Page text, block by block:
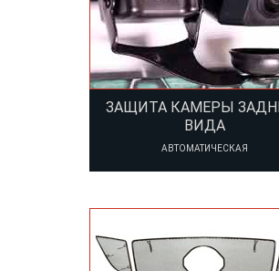
ЗАЩИТА КАМЕРЫ
ВИДА
АВТОМАТИЧЕСКАЯ